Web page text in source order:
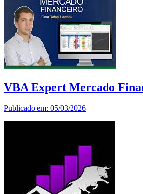
VBA Expert Mercado
Publicado em: 05/03/2026